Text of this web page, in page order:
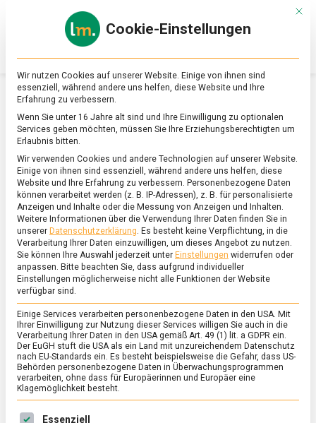
Online-
Magazin
zu
&
Ernährung
Hat noch Zeit:
Lebensmittel jenseits
des
Mindesthaltbarkeitsdatu
ms
17. April 2020 Johannes Commenton
Hat
noch
Zeit:
jenseits
des
Mit
Cookie-Einstellungen
Wir nutzen Cookies auf unserer Website. Einige von ihnen sind
essenziell, während andere uns helfen, diese Website und Ihre
Erfahrung zu verbessern.
Wenn Sie unter 16 Jahre alt sind und Ihre Einwilligung zu optionalen
Services geben möchten, müssen Sie Ihre Erziehungsberechtigten um
Erlaubnis bitten.
Wir verwenden Cookies und andere Technologien auf unserer Website.
Einige von ihnen sind essenziell, während andere uns helfen, diese
Website und Ihre Erfahrung zu verbessern. Personenbezogene Daten
können verarbeitet werden (z. B. IP-Adressen), z. B. für personalisierte
Anzeigen und Inhalte oder die Messung von Anzeigen und Inhalten.
Weitere Informationen über die Verwendung Ihrer Daten finden Sie in
unserer Datenschutzerklärung. Es besteht keine Verpflichtung, in die
Verarbeitung Ihrer Daten einzuwilligen, um dieses Angebot zu nutzen.
Sie können Ihre Auswahl jederzeit unter Einstellungen widerrufen oder
anpassen. Bitte beachten Sie, dass aufgrund individueller
Einstellungen möglicherweise nicht alle Funktionen der Website
verfügbar sind.
Einige Services verarbeiten personenbezogene Daten in den USA. Mit
Ihrer Einwilligung zur Nutzung dieser Services willigen Sie auch in die
Verarbeitung Ihrer Daten in den USA gemäß Art. 49 (1) lit. a GDPR ein.
Der EuGH stuft die USA als ein Land mit unzureichendem Datenschutz
nach EU-Standards ein. Es besteht beispielsweise die Gefahr, dass US-
Behörden personenbezogene Daten in Überwachungsprogrammen
verarbeiten, ohne dass für Europäerinnen und Europäer eine
Klagemöglichkeit besteht.
Es folgt eine Liste der Service-Gruppen, für die eine
Essenziell